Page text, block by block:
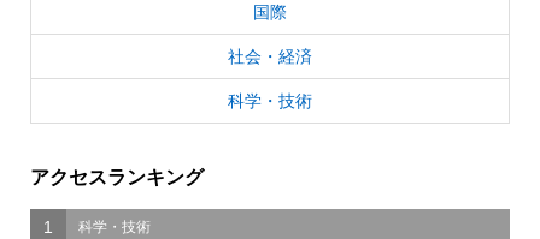
国際
社会・経済
科学・技術
アクセスランキング
1 科学・技術